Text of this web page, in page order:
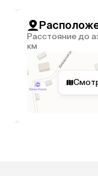
Расстояние до аэропорта Нальчик: 113
км